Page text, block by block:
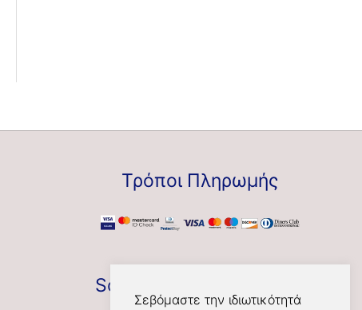
Τρόποι Πληρωμής
Social
Σεβόμαστε την ιδιωτικότητά